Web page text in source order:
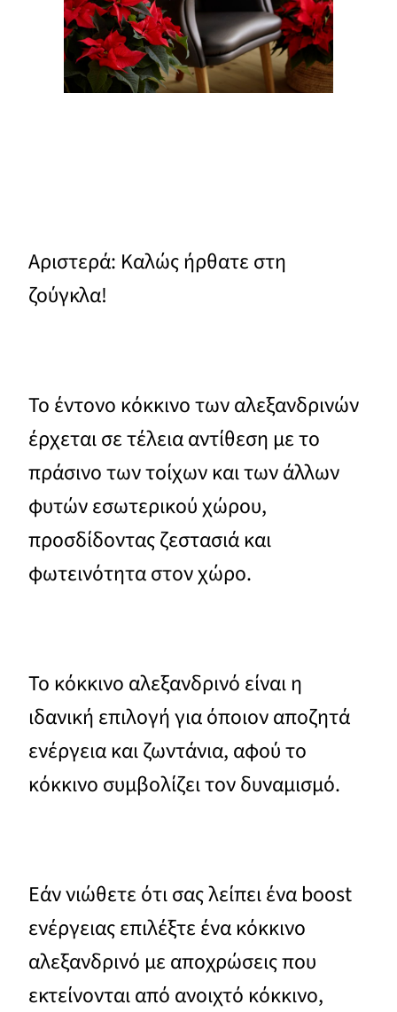
Αριστερά: Καλώς ήρθατε στη
ζούγκλα!
Το έντονο κόκκινο των αλεξανδρινών
έρχεται σε τέλεια αντίθεση με το
πράσινο των τοίχων και των άλλων
φυτών εσωτερικού χώρου,
προσδίδοντας ζεστασιά και
φωτεινότητα στον χώρο.
Το κόκκινο αλεξανδρινό είναι η
ιδανική επιλογή για όποιον αποζητά
ενέργεια και ζωντάνια, αφού το
κόκκινο συμβολίζει τον δυναμισμό.
Εάν νιώθετε ότι σας λείπει ένα boost
ενέργειας επιλέξτε ένα κόκκινο
αλεξανδρινό με αποχρώσεις που
εκτείνονται από ανοιχτό κόκκινο,